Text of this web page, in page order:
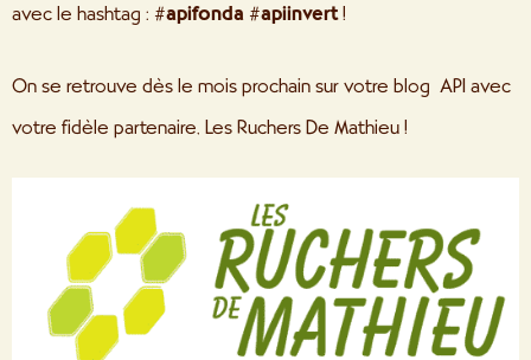
avec le hashtag : #apifonda #apiinvert!
On se retrouve dès le mois prochain sur votre blog API avec
votre fidèle partenaire, Les Ruchers De Mathieu !